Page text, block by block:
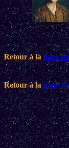
Retour à la page
Retour à lapage